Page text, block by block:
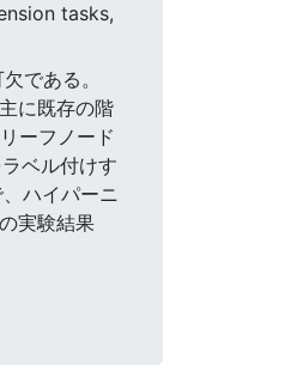
tasks,
である。
に既存の階
ーフノード
ベル付けす
ハイパーニ
実験結果